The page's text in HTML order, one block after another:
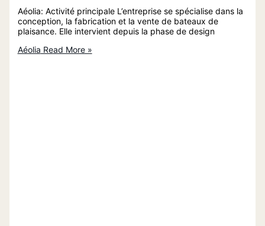
Aéolia: Activité principale L’entreprise se spécialise dans la
conception, la fabrication et la vente de bateaux de
plaisance. Elle intervient depuis la phase de design
Aéolia Read More »